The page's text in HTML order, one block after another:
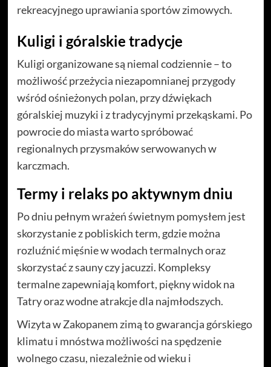
rekreacyjnego uprawiania sportów zimowych.
Kuligi i góralskie tradycje
Kuligi organizowane są niemal codziennie – to
możliwość przeżycia niezapomnianej przygody
wśród ośnieżonych polan, przy dźwiękach
góralskiej muzyki i z tradycyjnymi przekąskami. Po
powrocie do miasta warto spróbować
regionalnych przysmaków serwowanych w
karczmach.
Termy i relaks po aktywnym dniu
Po dniu pełnym wrażeń świetnym pomysłem jest
skorzystanie z pobliskich term, gdzie można
rozluźnić mięśnie w wodach termalnych oraz
skorzystać z sauny czy jacuzzi. Kompleksy
termalne zapewniają komfort, piękny widok na
Tatry oraz wodne atrakcje dla najmłodszych.
Wizyta w Zakopanem zimą to gwarancja górskiego
klimatu i mnóstwa możliwości na spędzenie
wolnego czasu, niezależnie od wieku i